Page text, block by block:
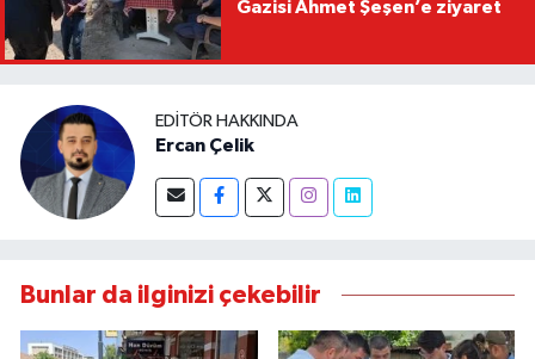
Gazisi Ahmet Şeşen’e ziyaret
EDITÖR HAKKINDA
Ercan Çelik
Bunlar da ilginizi çekebilir